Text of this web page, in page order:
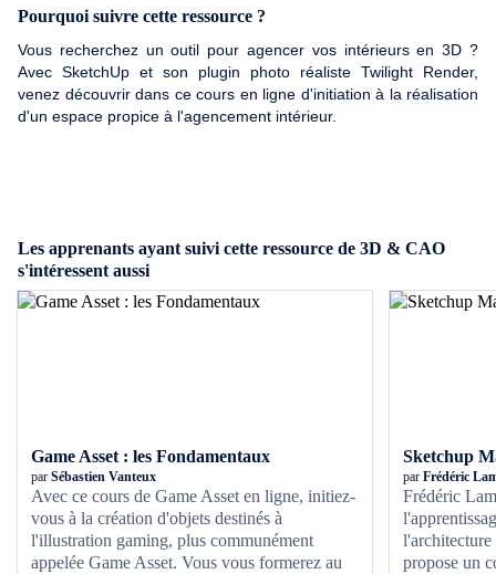
Pourquoi suivre cette ressource ?
Vous recherchez un outil pour agencer vos intérieurs en 3D ?
Avec SketchUp et son plugin photo réaliste Twilight Render,
venez découvrir dans ce cours en ligne d'initiation à la réalisation
d'un espace propice à l'agencement intérieur.
Les apprenants ayant suivi cette ressource de 3D & CAO
s'intéressent aussi
Game Asset : les Fondamentaux
par Sébastien Vanteux
Avec ce cours de Game Asset en ligne, initiez-
vous à la création d'objets destinés à
l'illustration gaming, plus communément
appelée Game Asset. Vous vous formerez au
Sketchup
par Frédéric
Frédéric
l'architecture
propose un